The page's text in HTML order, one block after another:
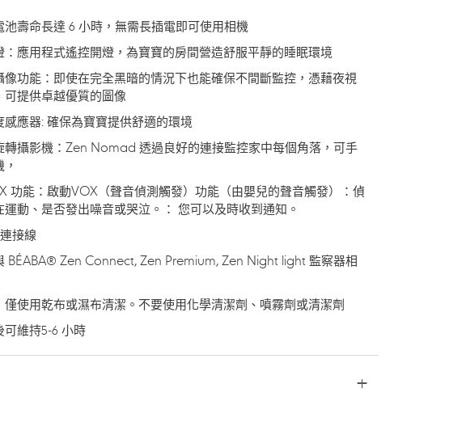
池壽命長達 6 小時，無需長插電即可使用相機
：應用程式遙控開燈，為寶寶的房間營造舒服平靜的睡眠環境
像功能：即使在完全黑暗的情況下也能確保不間斷監控，憑藉夜視
可提供卓越優質的圖像
感應器: 確保為寶寶提供舒適的環境
轉攝影機：Zen Nomad 透過良好的連接監控家中每個角落，可手
功能：啟動VOX（聲音偵測觸發）功能（由嬰兒的聲音觸發）：偵
動、是否發出噪音或哭泣。： 您可以及時收到通知。
接線
BÉABA® Zen Connect, Zen Premium, Zen Night light 監察器相
僅使用乾布或濕布清潔。不要使用化學清潔劑、噴霧劑或清潔劑
可維持5-6 小時